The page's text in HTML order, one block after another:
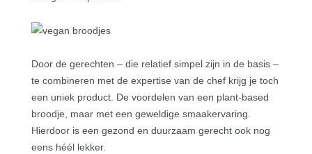
Door de gerechten – die relatief simpel zijn in de basis –
te combineren met de expertise van de chef krijg je toch
een uniek product. De voordelen van een plant-based
broodje, maar met een geweldige smaakervaring.
Hierdoor is een gezond en duurzaam gerecht ook nog
eens héél lekker.